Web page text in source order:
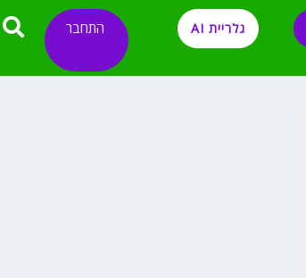
גלריית AI התחבר